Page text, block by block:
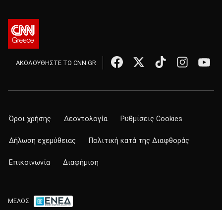
ΑΚΟΛΟΥΘΗΣΤΕ ΤΟ CNN.GR
Όροι χρήσης Δεοντολογία Ρυθμίσεις Cookies
Δήλωση εχεμύθειας Πολιτική κατά της Διαφθοράς
Επικοινωνία Διαφήμιση
ΜΕΛΟΣ